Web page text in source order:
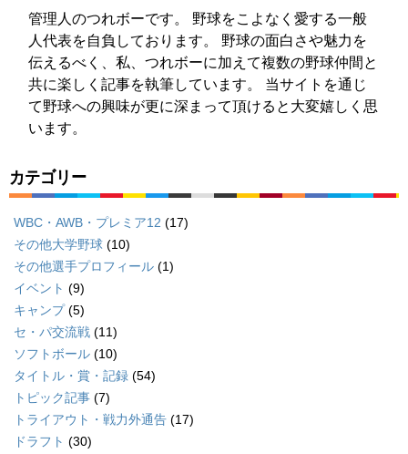
管理人のつれボーです。 野球をこよなく愛する一般
人代表を自負しております。 野球の面白さや魅力を
伝えるべく、私、つれボーに加えて複数の野球仲間と
共に楽しく記事を執筆しています。 当サイトを通じ
て野球への興味が更に深まって頂けると大変嬉しく思
います。
カテゴリー
WBC・AWB・プレミア12 (17)
その他大学野球 (10)
その他選手プロフィール (1)
イベント (9)
キャンプ(5)
セ・パ交流戦 (11)
ソフトボール (10)
タイトル・賞・記録 (54)
トピック記事 (7)
トライアウト・戦力外通告 (17)
ドラフト (30)